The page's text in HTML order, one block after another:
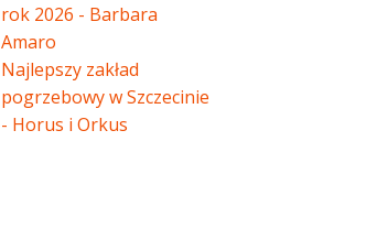
rok 2026 - Barbara
Amaro
Najlepszy zakład
pogrzebowy w Szczecinie
- Horus i Orkus